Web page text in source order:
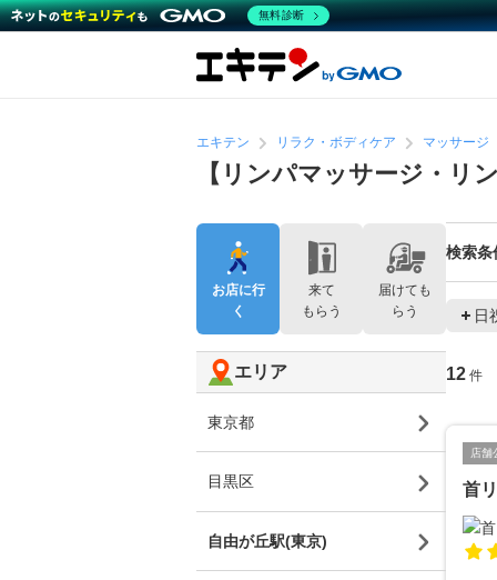
エキテン リラク・ボディケア マッサージ
【リンパマッサージ・リ
検索条
日
12 件
店舗
首
お店に行
く
来て
もらう
届けても
らう
エリア
東京都
目黒区
自由が丘駅(東京)
無料診断